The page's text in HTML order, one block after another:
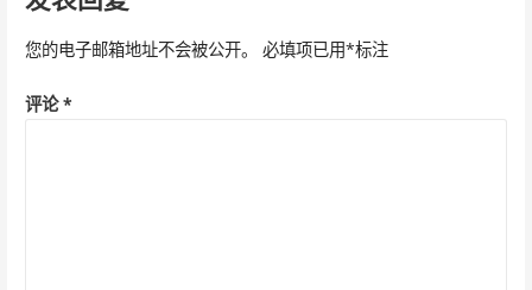
航
您的电子邮箱地址不会被公开。 必填项已用*标注
评论*